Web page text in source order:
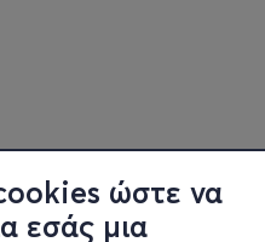
ώστε να
εσάς μια